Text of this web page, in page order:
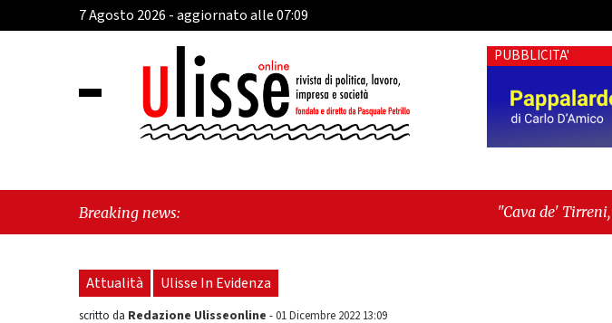
7 Agosto 2026 - aggiornato alle 07:09
PUBBLICITA'
Breaking news: "Cava de' Tirreni, il Consiglio
"Vietri sul Mare, giornata storica: la
Attualità Ulisse In Evidenza
scritto da Redazione Ulisseonline -01 Dicembre 2022 13:09